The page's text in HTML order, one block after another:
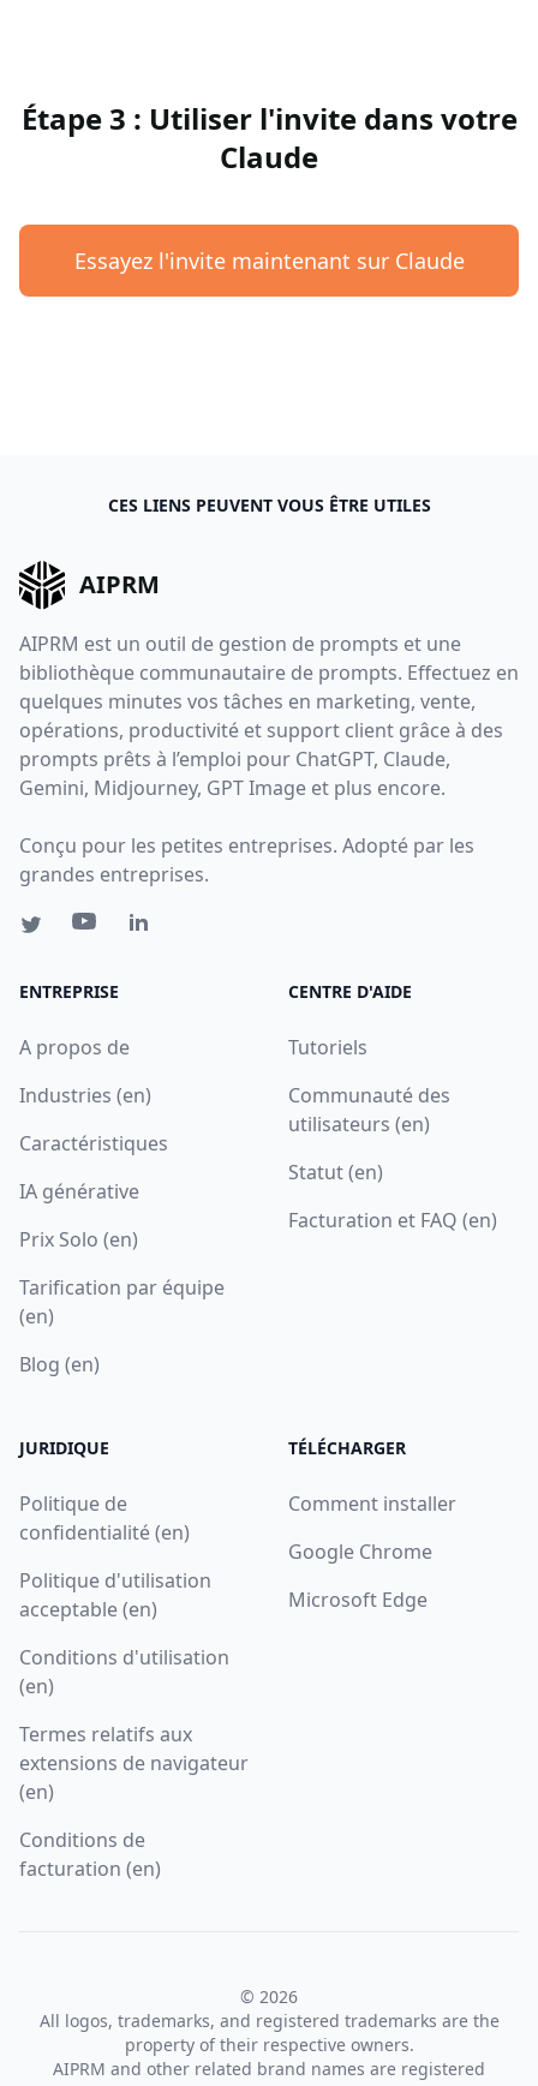
Étape 3 : Utiliser l'invite dans votre
Claude
Essayez l'invite maintenant sur Claude
CES LIENS PEUVENT VOUS ÊTRE UTILES
AIPRM
AIPRM est un outil de gestion de prompts et une
bibliothèque communautaire de prompts. Effectuez en
quelques minutes vos tâches en marketing, vente,
opérations, productivité et support client grâce à des
prompts prêts à l’emploi pour ChatGPT, Claude,
Gemini, Midjourney, GPT Image et plus encore.
Conçu pour les petites entreprises. Adopté par les
grandes entreprises.
ENTREPRISE
A propos de
Industries (en)
Caractéristiques
IA générative
Prix Solo (en)
Tarification par équipe
(en)
Blog (en)
CENTRE D'AIDE
Tutoriels
Communauté des
utilisateurs (en)
Statut (en)
Facturation et FAQ (en)
JURIDIQUE
Politique de
confidentialité (en)
Politique d'utilisation
acceptable (en)
Conditions d'utilisation
(en)
Termes relatifs aux
extensions de navigateur
(en)
Conditions de
facturation (en)
TÉLÉCHARGER
Comment installer
Google Chrome
Microsoft Edge
© 2026
All logos, trademarks, and registered trademarks are the
property of their respective owners.
AIPRM and other related brand names are registered